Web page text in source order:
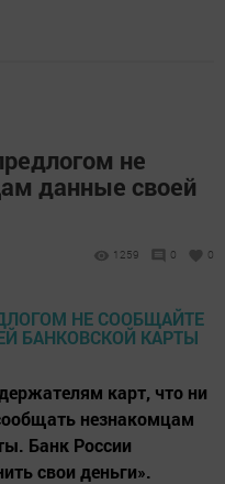
не
данные своей
1259 0 0
карт, что ни
незнакомцам
Банк России
свои деньги».